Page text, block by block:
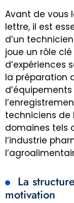
Avant de vous
lettre, il est
d’un
joue un rôle
d’expériences
la préparation
techniciens de
domaines tels
l’industrie
La
motivation